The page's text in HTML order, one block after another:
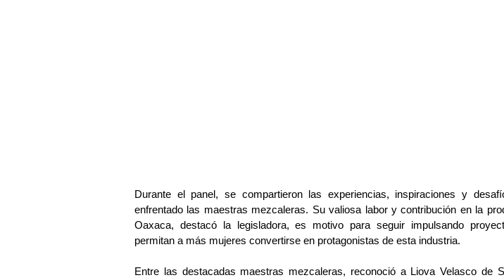
Durante el panel, se compartieron las experiencias, inspiraciones y
enfrentado las maestras mezcaleras. Su valiosa labor y contribución en la
Oaxaca, destacó la legisladora, es motivo para seguir impulsando
permitan a más mujeres convertirse en protagonistas de esta industria.
Entre las destacadas maestras mezcaleras, reconoció a Liova Velasco de